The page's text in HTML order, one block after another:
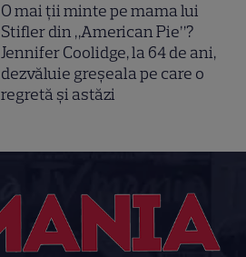
O mai ții minte pe mama lui
Stifler din „American Pie”?
Jennifer Coolidge, la 64 de ani,
dezvăluie greșeala pe care o
regretă și astăzi